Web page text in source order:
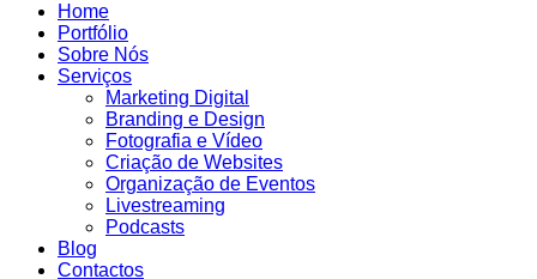
Home
Portfólio
Sobre Nós
Serviços
Marketing Digital
Branding e Design
Fotografia e Vídeo
Criação de Websites
Organização de Eventos
Livestreaming
Podcasts
Blog
Contactos
18:10